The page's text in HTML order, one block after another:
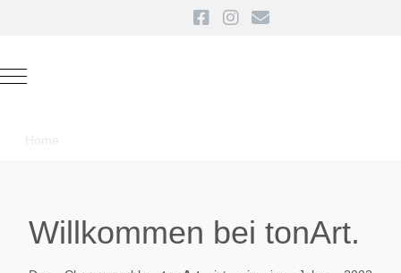
Mobile Menu Toggle
Home
Willkommen bei tonArt.